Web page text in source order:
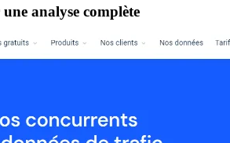
analyse complète